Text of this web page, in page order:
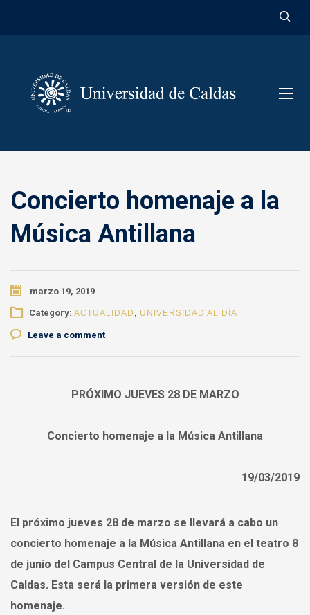
Concierto homenaje a la
Música Antillana
marzo 19, 2019
Category: ACTUALIDAD , UNIVERSIDAD AL DÍA
Leave a comment
PRÓXIMO JUEVES 28 DE MARZO
Concierto homenaje a la Música Antillana
19/03/2019
El próximo jueves 28 de marzo se llevará a cabo un
concierto homenaje a la Música Antillana en el teatro 8
de junio del Campus Central de la Universidad de
Caldas. Esta será la primera versión de este
homenaje.